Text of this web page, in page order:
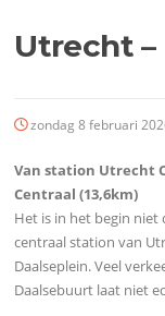
Utrecht –
zondag 8 februari
Van station Utrecht
Centraal (13,6km)
Het is in het begin niet
centraal station van
Daalseplein. Veel
Daalsebuurt laat niet